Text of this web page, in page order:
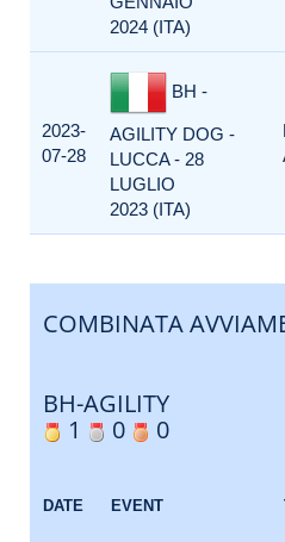
2024 (ITA)
2023-
07-28
BH -
AGILITY DOG -
LUCCA - 28
LUGLIO
2023 (ITA)
COMBINATA
BH-AGILITY
1
0 0
DATE EVENT